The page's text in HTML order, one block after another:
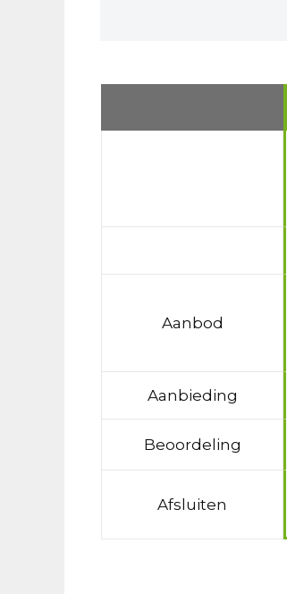
Aanbod
Aanbieding
Beoordeling
Afsluiten